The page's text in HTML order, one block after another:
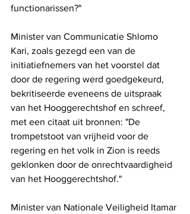
functionarissen?"
Minister van Communicatie Shlomo
Kari, zoals gezegd een van de
initiatiefnemers van het voorstel dat
door de regering werd goedgekeurd,
bekritiseerde eveneens de uitspraak
van het Hooggerechtshof en schreef,
met een citaat uit bronnen: "De
trompetstoot van vrijheid voor de
regering en het volk in Zion is reeds
geklonken door de onrechtvaardigheid
van het Hooggerechtshof."
Minister van Nationale Veiligheid Itamar